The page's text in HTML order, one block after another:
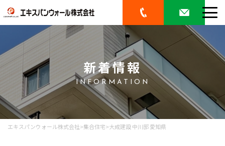
新着情報
INFORMATION
エキスパンウォール株式会社>集合住宅>大成建設 中川邸 愛知県